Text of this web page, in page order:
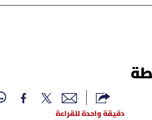
دقيقة واحدة للقراءة